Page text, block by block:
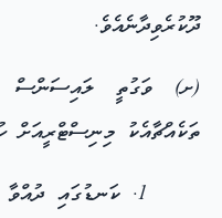
ދޫކުރެވިދާނެއެވެ.
(ށ) ވަގުތީ ލައިސަންސް
ތަކެއްޗާއެކު މިނިސްޓްރީއަށް
ކަނޑުގައި